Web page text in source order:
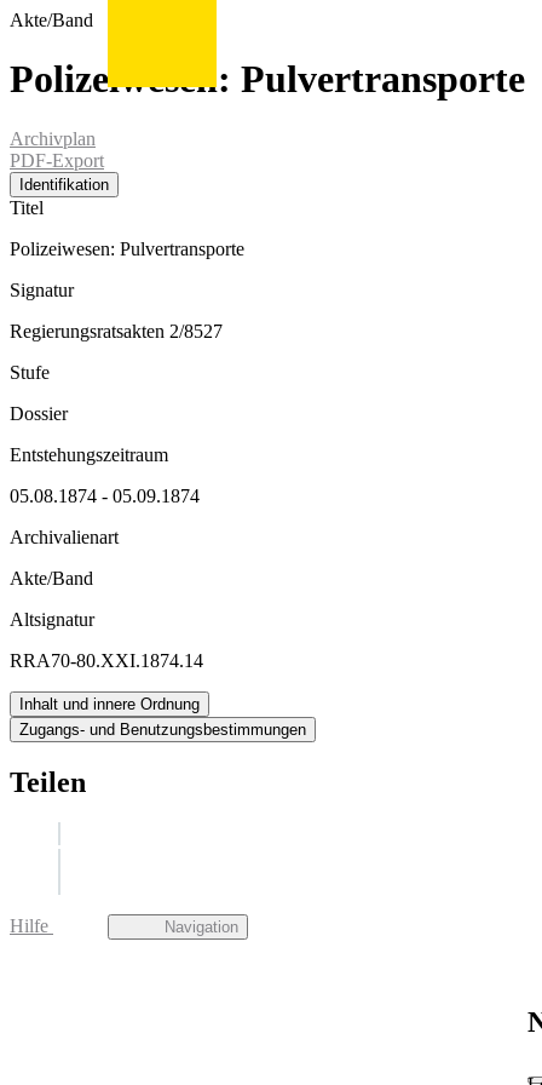
Akte/Band
Polizeiwesen: Pulvertransporte
Archivplan
PDF-Export
Identifikation
Titel
Polizeiwesen: Pulvertransporte
Signatur
Regierungsratsakten 2/8527
Stufe
Dossier
Entstehungszeitraum
05.08.1874 - 05.09.1874
Archivalienart
Akte/Band
Altsignatur
RRA70-80.XXI.1874.14
Inhalt und innere Ordnung
Zugangs- und Benutzungsbestimmungen
Teilen
Hilfe Navigation